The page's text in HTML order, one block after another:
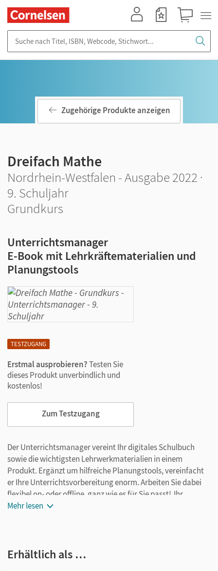
TESTZUGANG
Erstmal ausprobieren?Testen Sie
dieses Produkt unverbindlich und
kostenlos!
Zum Testzugang
Zugehörige Produkte anzeigen
Dreifach Mathe
Nordrhein-Westfalen - Ausgabe 2022 ·
9. Schuljahr
Grundkurs
Unterrichtsmanager
E-Book mit Lehrkräftematerialien und
Planungstools
Der Unterrichtsmanager vereint Ihr digitales Schulbuch
sowie die wichtigsten Lehrwerkmaterialien in einem
Produkt. Ergänzt um hilfreiche Planungstools, vereinfacht
er Ihre Unterrichtsvorbereitung enorm. Arbeiten Sie dabei
flexibel on- oder offline, ganz wie es für Sie passt! Ihr
Unterrichtsmanager enthält:
Aufgaben und vertonte Worterklärungen)
Mehr lesen
Erhältlich als …